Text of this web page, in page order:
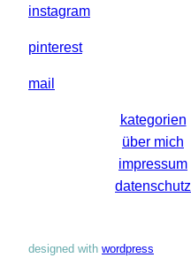
instagram
pinterest
mail
kategorien
über mich
impressum
datenschutz
designed with wordpress